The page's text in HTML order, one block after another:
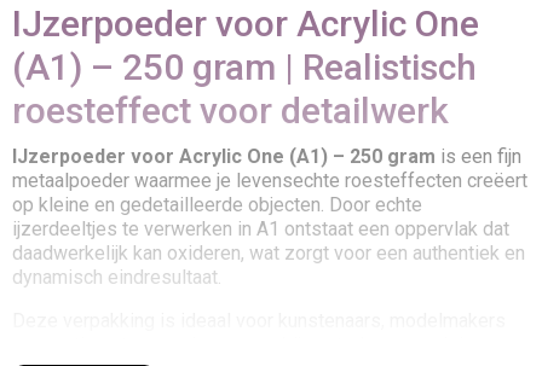
IJzerpoeder voor Acrylic One
(A1) – 250 gram | Realistisch
roesteffect voor detailwerk
IJzerpoeder voor Acrylic One (A1) – 250 gram is een fijn
metaalpoeder waarmee je levensechte roesteffecten creëert
op kleine en gedetailleerde objecten. Door echte
ijzerdeeltjes te verwerken in A1 ontstaat een oppervlak dat
daadwerkelijk kan oxideren, wat zorgt voor een authentiek en
dynamisch eindresultaat.